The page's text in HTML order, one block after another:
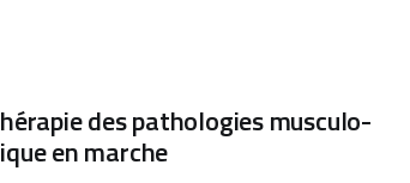
des pathologies musculo-
en marche